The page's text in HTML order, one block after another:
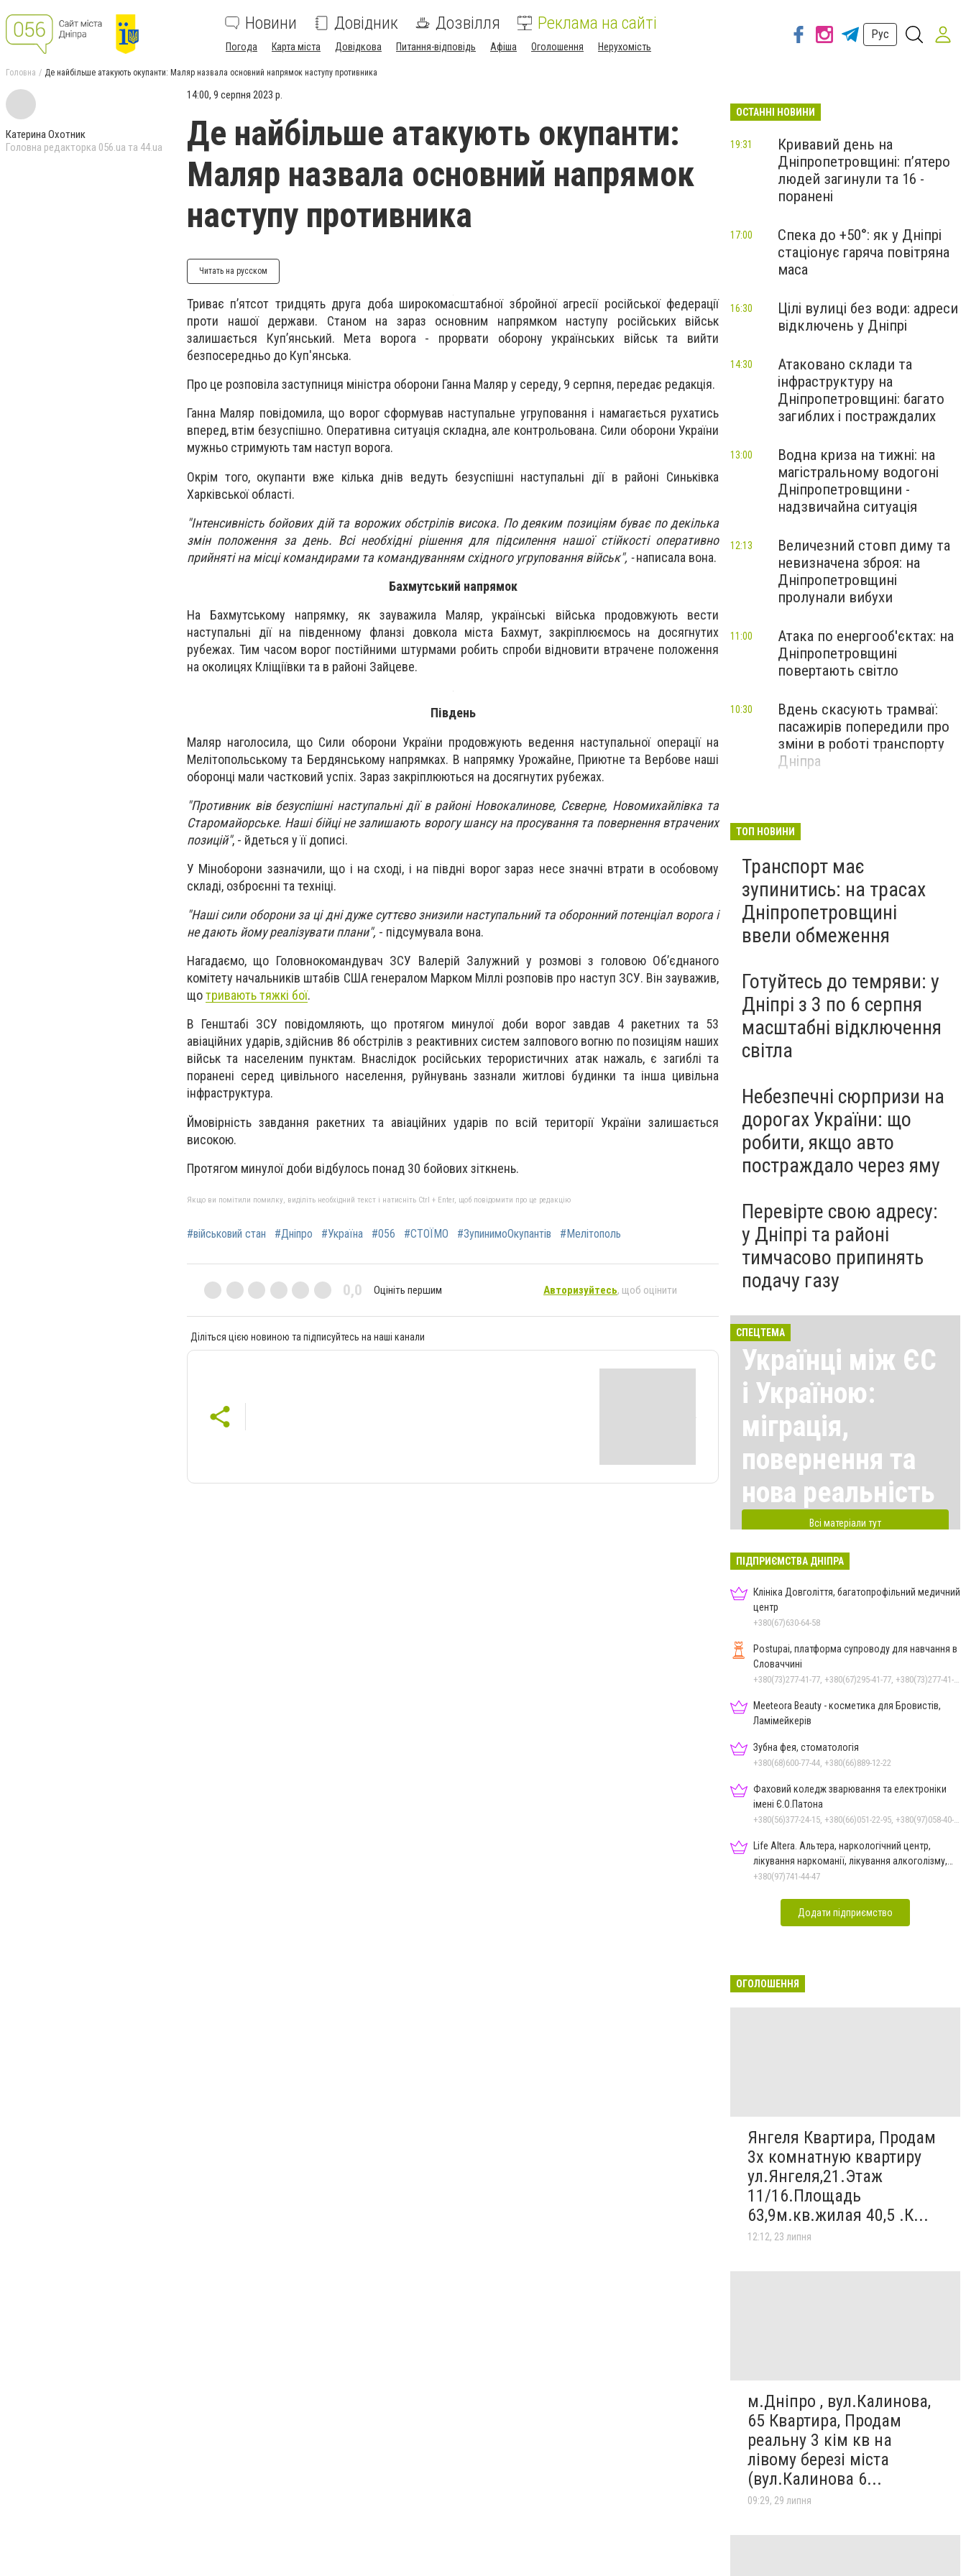
Новини Довідник Дозвілля Реклама на сайті
Погода Карта міста Довідкова Питання-відповідь Афіша Оголошення Нерухомість
Рус
Головна Де найбільше атакують окупанти: Маляр назвала основний напрямок наступу противника
Катерина Охотник
Головна редакторка 056.ua та 44.ua
14:00, 9 серпня 2023 р.
Де найбільше атакують окупанти:
Маляр назвала основний напрямок
наступу противника
Читать на русском
Триває п’ятсот тридцять друга доба широкомасштабної збройної агресії російської федерації
проти нашої держави. Станом на зараз основним напрямком наступу російських військ
залишається Куп’янський. Мета ворога - прорвати оборону українських військ та вийти
безпосередньо до Куп'янська.
Про це розповіла заступниця міністра оборони Ганна Маляр у середу, 9 серпня, передає редакція.
Ганна Маляр повідомила, що ворог сформував наступальне угруповання і намагається рухатись
вперед, втім безуспішно. Оперативна ситуація складна, але контрольована. Сили оборони України
мужньо стримують там наступ ворога.
Окрім того, окупанти вже кілька днів ведуть безуспішні наступальні дії в районі Синьківка
Харківської області.
"Інтенсивність бойових дій та ворожих обстрілів висока. По деяким позиціям буває по декілька
змін положення за день. Всі необхідні рішення для підсилення нашої стійкості оперативно
прийняті на місці командирами та командуванням східного угруповання військ", -написала вона.
Бахмутський напрямок
На Бахмутському напрямку, як зауважила Маляр, українські війська продовжують вести
наступальні дії на південному фланзі довкола міста Бахмут, закріплюємось на досягнутих
рубежах. Тим часом ворог постійними штурмами робить спроби відновити втрачене положення
на околицях Кліщіївки та в районі Зайцеве.
Південь
Маляр наголосила, що Сили оборони України продовжують ведення наступальної операції на
Мелітопольському та Бердянському напрямках. В напрямку Урожайне, Приютне та Вербове наші
оборонці мали частковий успіх. Зараз закріплюються на досягнутих рубежах.
"Противник вів безуспішні наступальні дії в районі Новокалинове, Сєверне, Новомихайлівка та
Старомайорське. Наші бійці не залишають ворогу шансу на просування та повернення втрачених
позицій", - йдеться у її дописі.
У Міноборони зазначили, що і на сході, і на півдні ворог зараз несе значні втрати в особовому
складі, озброєнні та техніці.
"Наші сили оборони за ці дні дуже суттєво знизили наступальний та оборонний потенціал ворога і
не дають йому реалізувати плани", - підсумувала вона.
Нагадаємо, що Головнокомандувач ЗСУ Валерій Залужний у розмові з головою Об’єднаного
комітету начальників штабів США генералом Марком Міллі розповів про наступ ЗСУ. Він зауважив,
щотривають тяжкі бої.
В Генштабі ЗСУ повідомляють, що протягом минулої доби ворог завдав 4 ракетних та 53
авіаційних ударів, здійснив 86 обстрілів з реактивних систем залпового вогню по позиціям наших
військ та населеним пунктам. Внаслідок російських терористичних атак нажаль, є загиблі та
поранені серед цивільного населення, руйнувань зазнали житлові будинки та інша цивільна
інфраструктура.
Ймовірність завдання ракетних та авіаційних ударів по всій території України залишається
високою.
Протягом минулої доби відбулось понад 30 бойових зіткнень.
Якщо ви помітили помилку, виділіть необхідний текст і натисніть Ctrl + Enter, щоб повідомити про це редакцію
#військовий стан #Дніпро #Україна #056 #СТОЇМО #ЗупинимоОкупантів #Мелітополь
0,0 Оцініть першим Авторизуйтесь, щоб оцінити
Діліться цією новиною та підписуйтесь на наші канали
ОСТАННІ НОВИНИ
Кривавий день на
Дніпропетровщині: п’ятеро
людей загинули та 16 -
поранені
19:31
Спека до +50°: як у Дніпрі
стаціонує гаряча повітряна
маса
17:00
Цілі вулиці без води: адреси
відключень у Дніпрі
16:30
Атаковано склади та
інфраструктуру на
Дніпропетровщині: багато
загиблих і постраждалих
14:30
Водна криза на тижні: на
магістральному водогоні
Дніпропетровщини -
надзвичайна ситуація
13:00
Величезний стовп диму та
невизначена зброя: на
Дніпропетровщині
пролунали вибухи
12:13
Атака по енергооб'єктах: на
Дніпропетровщині
повертають світло
11:00
Вдень скасують трамваї:
пасажирів попередили про
зміни в роботі транспорту
Дніпра
10:30
ТОП НОВИНИ
Транспорт має
зупинитись: на трасах
Дніпропетровщині
ввели обмеження
Готуйтесь до темряви: у
Дніпрі з 3 по 6 серпня
масштабні відключення
світла
Небезпечні сюрпризи на
дорогах України: що
робити, якщо авто
постраждало через яму
Перевірте свою адресу:
у Дніпрі та районі
тимчасово припинять
подачу газу
СПЕЦТЕМА
Українці між ЄС
і Україною:
міграція,
повернення та
нова реальність
Всі матеріали тут
ПІДПРИЄМСТВА ДНІПРА
Клініка Довголіття, багатопрофільний медичний
центр
+380(67)630-64-58
Postupai, платформа супроводу для навчання в
Словаччині
Meeteora Beauty - косметика для Бровистів,
Ламімейкерів
Зубна фея, стоматологія
+380(68)600-77-44, +380(66)889-12-22
Фаховий коледж зварювання та електроніки
імені Є.О.Патона
Life Altera. Альтера, наркологічний центр,
лікування наркоманії, лікування алкоголізму,
зняття ломки
+380(97)741-44-47
Додати підприємство
ОГОЛОШЕННЯ
Янгеля Квартира, Продам
3х комнатную квартиру
ул.Янгеля,21.Этаж
11/16.Площадь
63,9м.кв.жилая 40,5 .К...
12:12, 23 липня
м.Дніпро , вул.Калинова,
65 Квартира, Продам
реальну 3 кім кв на
лівому березі міста
(вул.Калинова 6...
09:29, 29 липня